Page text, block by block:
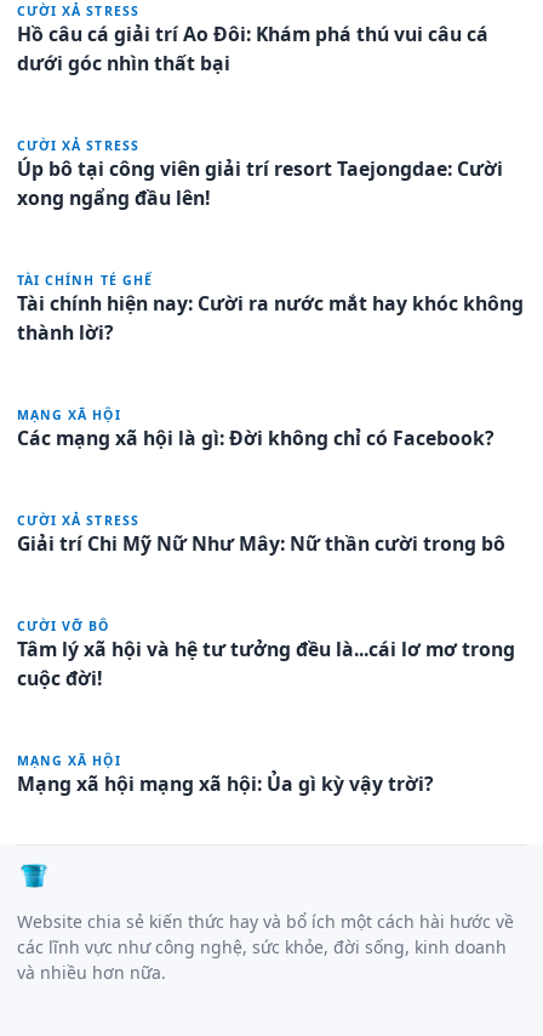
CƯỜI XẢ STRESS
Hồ câu cá giải trí Ao Đôi: Khám phá thú vui câu cá
dưới góc nhìn thất bại
CƯỜI XẢ STRESS
Úp bô tại công viên giải trí resort Taejongdae: Cười
xong ngẩng đầu lên!
TÀI CHÍNH TÉ GHẾ
Tài chính hiện nay: Cười ra nước mắt hay khóc không
thành lời?
MẠNG XÃ HỘI
Các mạng xã hội là gì: Đời không chỉ có Facebook?
CƯỜI XẢ STRESS
Giải trí Chi Mỹ Nữ Như Mây: Nữ thần cười trong bô
CƯỜI VỠ BÔ
Tâm lý xã hội và hệ tư tưởng đều là...cái lơ mơ trong
cuộc đời!
MẠNG XÃ HỘI
Mạng xã hội mạng xã hội: Ủa gì kỳ vậy trời?
Website chia sẻ kiến thức hay và bổ ích một cách hài hước về
các lĩnh vực như công nghệ, sức khỏe, đời sống, kinh doanh
và nhiều hơn nữa.